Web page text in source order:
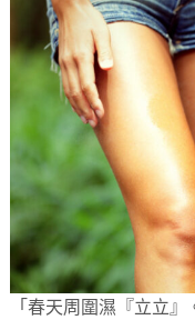
「春天周圍濕『立立』